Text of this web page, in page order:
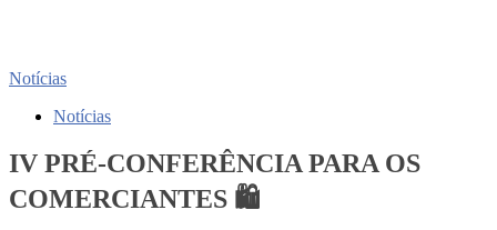
Notícias
Notícias
IV PRÉ-CONFERÊNCIA PARA OS
COMERCIANTES 🛍️